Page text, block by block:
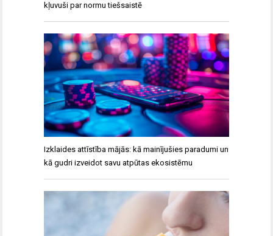
kļuvuši par normu tiešsaistē
Izklaides attīstība mājās: kā mainījušies paradumi un
kā gudri izveidot savu atpūtas ekosistēmu